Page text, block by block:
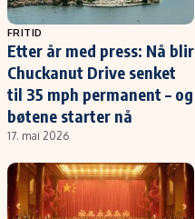
FRITID
Etter år med press: Nå blir
Chuckanut Drive senket
til 35 mph permanent – og
bøtene starter nå
17. mai 2026